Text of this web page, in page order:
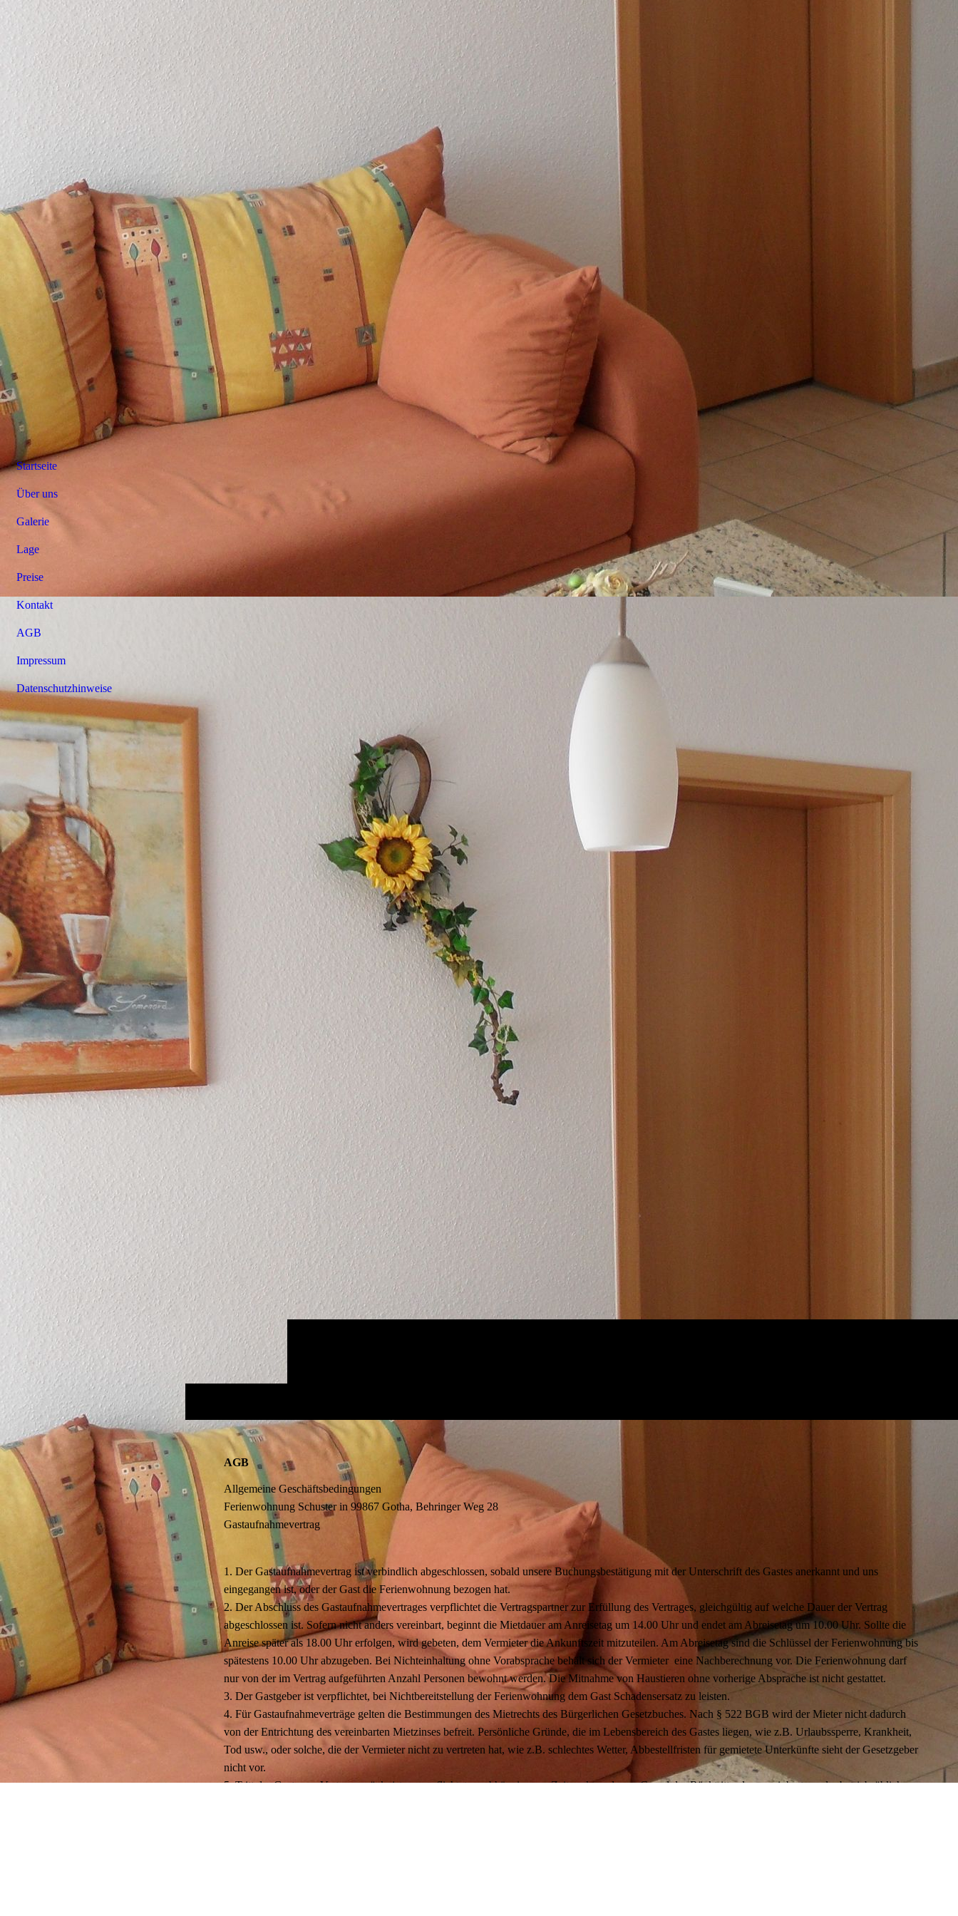
AGB
Allgemeine Geschäftsbedingungen
Ferienwohnung Schuster in 99867 Gotha, Behringer Weg 28
Gastaufnahmevertrag
1. Der Gastaufnahmevertrag ist verbindlich abgeschlossen, sobald unsere Buchungsbestätigung mit der Unterschrift des Gastes anerkannt und uns
eingegangen ist, oder der Gast die Ferienwohnung bezogen hat.
2. Der Abschluss des Gastaufnahmevertrages verpflichtet die Vertragspartner zur Erfüllung des Vertrages, gleichgültig auf welche Dauer der Vertrag
abgeschlossen ist. Sofern nicht anders vereinbart, beginnt die Mietdauer am Anreisetag um 14.00 Uhr und endet am Abreisetag um 10.00 Uhr. Sollte die
Anreise später als 18.00 Uhr erfolgen, wird gebeten, dem Vermieter die Ankunftszeit mitzuteilen. Am Abreisetag sind die Schlüssel der Ferienwohnung bis
spätestens 10.00 Uhr abzugeben. Bei Nichteinhaltung ohne Vorabsprache behält sich der Vermieter eine Nachberechnung vor. Die Ferienwohnung darf
nur von der im Vertrag aufgeführten Anzahl Personen bewohnt werden. Die Mitnahme von Haustieren ohne vorherige Absprache ist nicht gestattet.
3. Der Gastgeber ist verpflichtet, bei Nichtbereitstellung der Ferienwohnung dem Gast Schadensersatz zu leisten.
4. Für Gastaufnahmeverträge gelten die Bestimmungen des Mietrechts des Bürgerlichen Gesetzbuches. Nach § 522 BGB wird der Mieter nicht dadurch
von der Entrichtung des vereinbarten Mietzinses befreit. Persönliche Gründe, die im Lebensbereich des Gastes liegen, wie z.B. Urlaubssperre, Krankheit,
Tod usw., oder solche, die der Vermieter nicht zu vertreten hat, wie z.B. schlechtes Wetter, Abbestellfristen für gemietete Unterkünfte sieht der Gesetzgeber
nicht vor.
5. Tritt der Gast vom Vertrag zurück, ist er verpflichtet, unabhängig vom Zeitpunkt und vom Grund des Rücktritts, den vereinbarten oder betriebsüblichen
Startseite
Über uns
Galerie
Lage
Preise
Kontakt
AGB
Impressum
Datenschutzhinweise